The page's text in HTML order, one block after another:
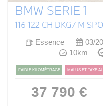
BMW SERIE 1
116 122 CH DKG7 M
Essence 03/
10km
FAIBLE KILOMÉTRAGE MALUS ET TAXE
37 790 €